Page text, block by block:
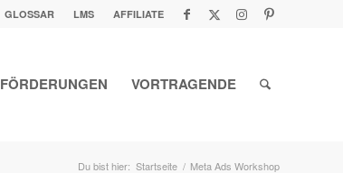
GLOSSAR LMS AFFILIATE
FÖRDERUNGEN VORTRAGENDE
Du bist hier: Startseite / Meta Ads Workshop